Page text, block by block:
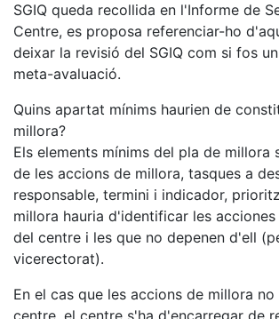
SGIQ queda recollida en l'Informe de
Centre, es proposa referenciar-ho
deixar la revisió del SGIQ com si fos
meta-avaluació.
Quins apartat mínims haurien de
millora?
Els elements mínims del pla de millora
de les accions de millora, tasques a
responsable, termini i indicador,
millora hauria d'identificar les acciones
del centre i les que no depenen d'ell
vicerectorat).
En el cas que les accions de millora
centre, el centre s'ha d'encarregar de